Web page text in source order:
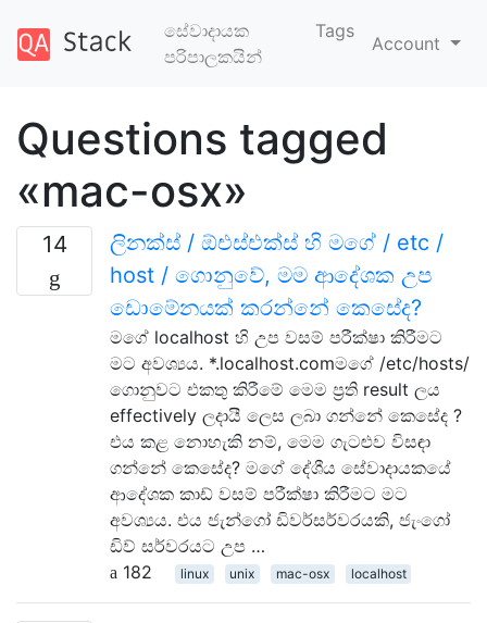
සේවාදායක
පරිපාලකයින්
Tags
Account
Questions tagged
«mac-osx»
14
ලිනක්ස් / ඕඑස්එක්ස් හි මගේ / etc /
host / ගොනුවේ, මම ආදේශක උප
ඩොමේනයක් කරන්නේ කෙසේද?
මගේ localhost හි උප වසම් පරීක්ෂා කිරීමට
මට අවශ්‍යය. *.localhost.comමගේ /etc/hosts/
ගොනුවට එකතු කිරීමේ මෙම ප්‍රති result ලය
effectively ලදායී ලෙස ලබා ගන්නේ කෙසේද ?
එය කළ නොහැකි නම්, මෙම ගැටළුව විසඳා
ගන්නේ කෙසේද? මගේ දේශීය සේවාදායකයේ
ආදේශක කාඩ් වසම් පරීක්ෂා කිරීමට මට
අවශ්‍යය. එය ජැන්ගෝ ඩිවර්සර්වරයකි, ජැංගෝ
ඩිව් සර්වරයට උප …
182
linux unix mac-osx localhost